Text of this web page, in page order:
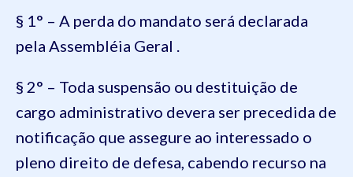
§ 1° – A perda do mandato será declarada
pela Assembléia Geral .
§ 2° – Toda suspensão ou destituição de
cargo administrativo devera ser precedida de
notificação que assegure ao interessado o
pleno direito de defesa, cabendo recurso na